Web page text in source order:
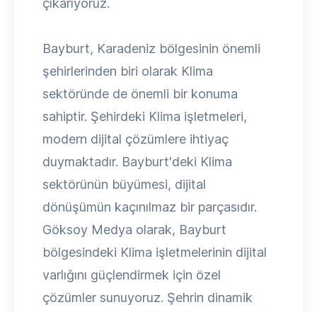
çıkarıyoruz.
Bayburt, Karadeniz bölgesinin önemli
şehirlerinden biri olarak Klima
sektöründe de önemli bir konuma
sahiptir. Şehirdeki Klima işletmeleri,
modern dijital çözümlere ihtiyaç
duymaktadır. Bayburt'deki Klima
sektörünün büyümesi, dijital
dönüşümün kaçınılmaz bir parçasıdır.
Göksoy Medya olarak, Bayburt
bölgesindeki Klima işletmelerinin dijital
varlığını güçlendirmek için özel
çözümler sunuyoruz. Şehrin dinamik